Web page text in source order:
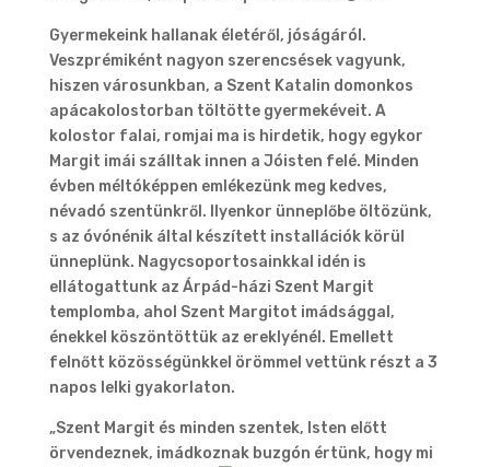
Gyermekeink hallanak életéről, jóságáról.
Veszprémiként nagyon szerencsések vagyunk,
hiszen városunkban, a Szent Katalin domonkos
apácakolostorban töltötte gyermekéveit. A
kolostor falai, romjai ma is hirdetik, hogy egykor
Margit imái szálltak innen a Jóisten felé. Minden
évben méltóképpen emlékezünk meg kedves,
névadó szentünkről. Ilyenkor ünneplőbe öltözünk,
s az óvónénik által készített installációk körül
ünneplünk. Nagycsoportosainkkal idén is
ellátogattunk az Árpád-házi Szent Margit
templomba, ahol Szent Margitot imádsággal,
énekkel köszöntöttük az ereklyénél. Emellett
felnőtt közösségünkkel örömmel vettünk részt a 3
napos lelki gyakorlaton.
„Szent Margit és minden szentek, Isten előtt
örvendeznek, imádkoznak buzgón értünk, hogy mi